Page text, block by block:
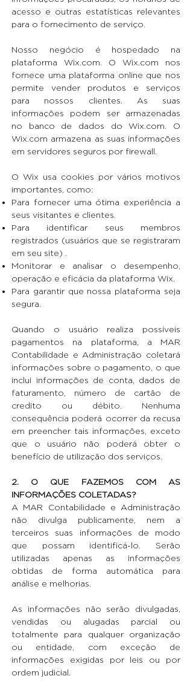
acesso e outras estatísticas relevantes
para o fornecimento de serviço.
Nosso negócio é hospedado na
plataforma Wix.com. O Wix.com nos
fornece uma plataforma online que nos
permite vender produtos e serviços
para nossos clientes. As suas
informações podem ser armazenadas
no banco de dados doWix.com. O
Wix.com armazena as suas informações
em servidores seguros por firewall.
O Wix usa cookies por vários motivos
importantes, como:
Para fornecer uma ótima experiência a
seus visitantes e clientes.
Para identificar seus membros
registrados (usuários que se registraram
em seu site) .
Monitorar e analisar o desempenho,
operação e eficácia da plataforma Wix.
Para garantir que nossa plataforma seja
segura.
Quando o usuário realiza possíveis
pagamentos na plataforma, a MAR
Contabilidade e Administração coletará
informações sobre o pagamento, o que
inclui informações de conta, dados de
faturamento, número de cartão de
credito ou débito. Nenhuma
consequência poderá ocorrer da recusa
em preencher tais informações, exceto
que o usuário não poderá obter o
benefício de utilização dos serviços.
2. O QUE FAZEMOS COM AS
INFORMAÇÕES COLETADAS?
A MAR Contabilidade e Administração
não divulga publicamente, nem a
terceiros suas informações de modo
que possam identificá-lo. Serão
utilizadas apenas as informações
obtidas de forma automática para
análise e melhorias.
As informações não serão divulgadas,
vendidas ou alugadas parcial ou
totalmente para qualquer organização
ou entidade, com exceção de
informações exigidas por leis ou por
ordem judicial.